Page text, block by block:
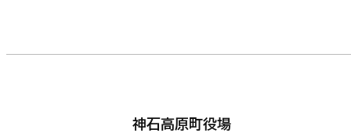
神石高原町役場